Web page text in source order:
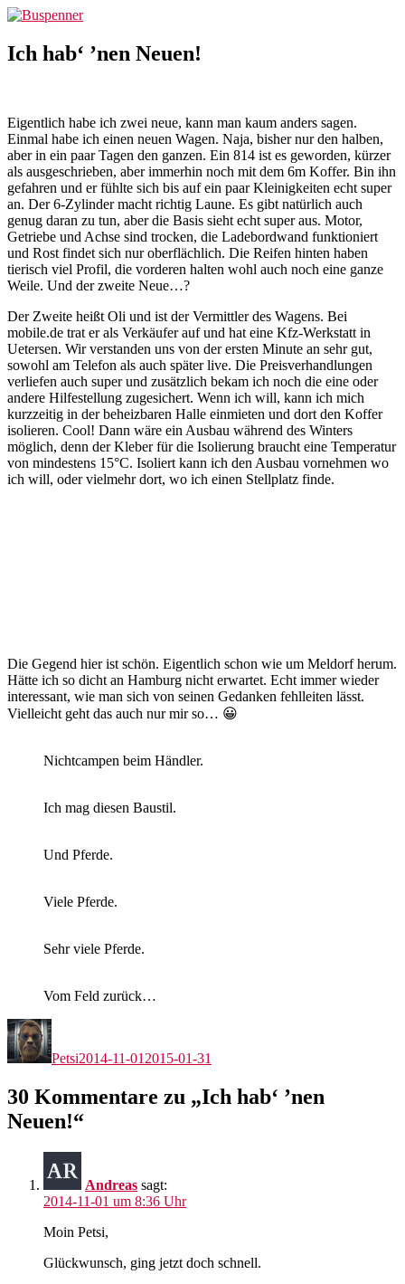
Zum
springen
Ich hab‘ ’nen Neuen!
Eigentlich habe ich zwei neue, kann man kaum anders sagen.
Einmal habe ich einen neuen Wagen. Naja, bisher nur den halben,
aber in ein paar Tagen den ganzen. Ein 814 ist es geworden, kürzer
als ausgeschrieben, aber immerhin noch mit dem 6m Koffer. Bin ihn
gefahren und er fühlte sich bis auf ein paar Kleinigkeiten echt super
an. Der 6-Zylinder macht richtig Laune. Es gibt natürlich auch
genug daran zu tun, aber die Basis sieht echt super aus. Motor,
Getriebe und Achse sind trocken, die Ladebordwand funktioniert
und Rost findet sich nur oberflächlich. Die Reifen hinten haben
tierisch viel Profil, die vorderen halten wohl auch noch eine ganze
Weile. Und der zweite Neue…?
Der Zweite heißt Oli und ist der Vermittler des Wagens. Bei
mobile.de trat er als Verkäufer auf und hat eine Kfz-Werkstatt in
Uetersen. Wir verstanden uns von der ersten Minute an sehr gut,
sowohl am Telefon als auch später live. Die Preisverhandlungen
verliefen auch super und zusätzlich bekam ich noch die eine oder
andere Hilfestellung zugesichert. Wenn ich will, kann ich mich
kurzzeitig in der beheizbaren Halle einmieten und dort den Koffer
isolieren. Cool! Dann wäre ein Ausbau während des Winters
möglich, denn der Kleber für die Isolierung braucht eine Temperatur
von mindestens 15°C. Isoliert kann ich den Ausbau vornehmen wo
ich will, oder vielmehr dort, wo ich einen Stellplatz finde.
Die Gegend hier ist schön. Eigentlich schon wie um Meldorf herum.
Hätte ich so dicht an Hamburg nicht erwartet. Echt immer wieder
interessant, wie man sich von seinen Gedanken fehlleiten lässt.
Vielleicht geht das auch nur mir so… 😀
Nichtcampen beim Händler.
Ich mag diesen Baustil.
Und Pferde.
Viele Pferde.
Sehr viele Pferde.
Vom Feld zurück…
Autor
Petsi2014-11-01 2015-01-31
30 Kommentare zu „Ich hab‘ ’nen
Neuen!“
Andreas sagt:
2014-11-01 um 8:36 Uhr
Moin Petsi,
Glückwunsch, ging jetzt doch schnell.